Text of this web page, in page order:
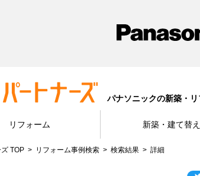
パナソニックの新築・
リフォーム 新築・建て替え
TOP リフォーム事例検索 検索結果 詳細